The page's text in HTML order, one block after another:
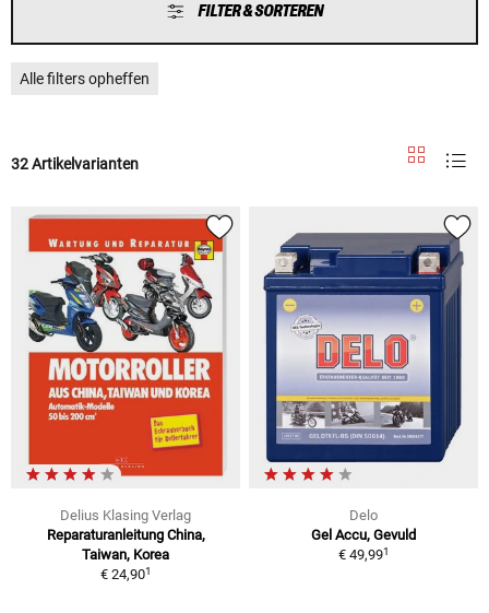
FILTER & SORTEREN
Alle filters opheffen
32 Artikelvarianten
Delius Klasing Verlag
Reparaturanleitung China,
Taiwan, Korea
€ 24,901
Delo
Gel Accu, Gevuld
€ 49,991